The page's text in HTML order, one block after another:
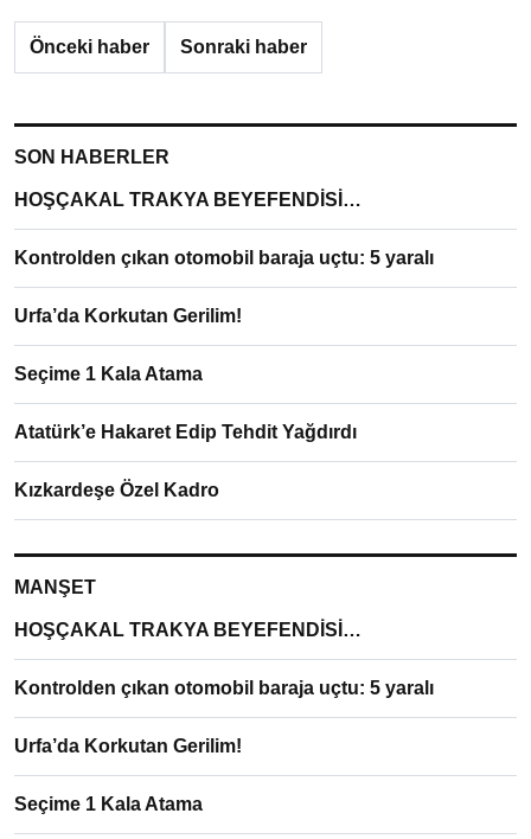
Önceki haber Sonraki haber
SON HABERLER
HOŞÇAKAL TRAKYA BEYEFENDİSİ…
Kontrolden çıkan otomobil baraja uçtu: 5 yaralı
Urfa’da Korkutan Gerilim!
Seçime 1 Kala Atama
Atatürk’e Hakaret Edip Tehdit Yağdırdı
Kızkardeşe Özel Kadro
MANŞET
HOŞÇAKAL TRAKYA BEYEFENDİSİ…
Kontrolden çıkan otomobil baraja uçtu: 5 yaralı
Urfa’da Korkutan Gerilim!
Seçime 1 Kala Atama